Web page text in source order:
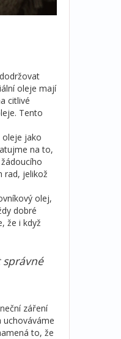
oleje mají
citlivé
Tento
oleje jako
na to,
rad, jelikož
olej,
dobré
že i když
záření
to, že